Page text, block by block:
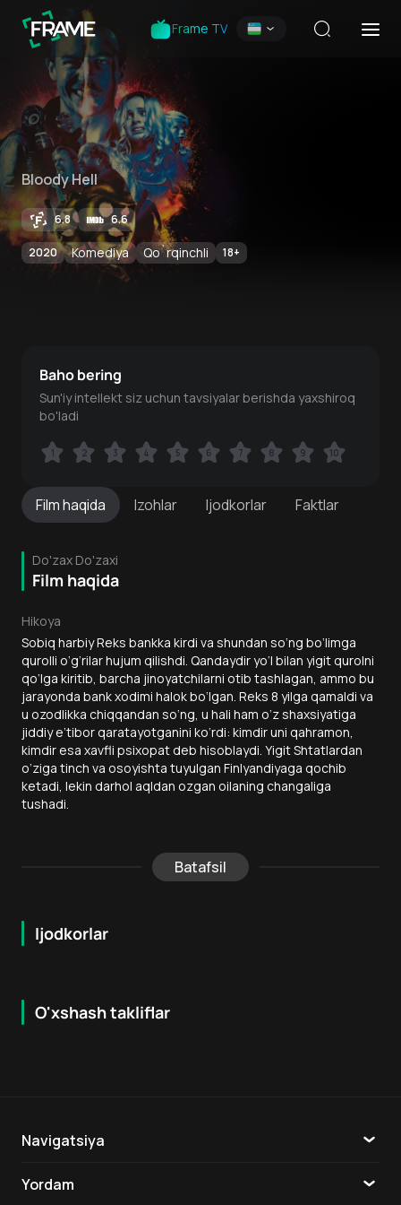
Frame TV
Bloody Hell
6.8 6.6
2020 Komediya Qo`rqinchli 18+
Filmhaqida Izohlar Ijodkorlar Faktlar
Do'zax Do'zaxi
Film haqida
Hikoya
Sobiq harbiy Reks bankka kirdi va shundan so‘ng bo‘limga
qurolli o‘g‘rilar hujum qilishdi. Qandaydir yo‘l bilan yigit qurolni
qo‘lga kiritib, barcha jinoyatchilarni otib tashlagan, ammo bu
jarayonda bank xodimi halok bo‘lgan. Reks 8 yilga qamaldi va
u ozodlikka chiqqandan so‘ng, u hali ham o‘z shaxsiyatiga
jiddiy e’tibor qaratayotganini ko‘rdi: kimdir uni qahramon,
kimdir esa xavfli psixopat deb hisoblaydi. Yigit Shtatlardan
o‘ziga tinch va osoyishta tuyulgan Finlyandiyaga qochib
ketadi, lekin darhol aqldan ozgan oilaning changaliga
tushadi.
Batafsil
Ijodkorlar
Baho bering
Sun'iy intellekt siz uchun tavsiyalar berishda yaxshiroq
bo'ladi
1 2 3 4 5 6 7 8 9 10
1 2 3 4 5 6 7 8 9 10
O'xshash takliflar
16 + 7.9
Navigatsiya
Yordam